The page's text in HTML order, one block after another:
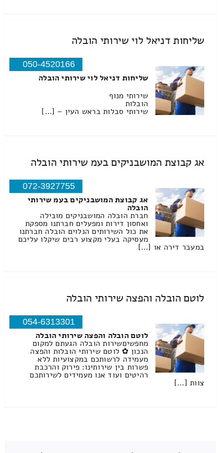
שליחות דניאל לוי שירותי הובלה
050-4520166
שליחות דניאל לוי שירותי הובלה
שירותי מנוף
הובלות
שירותי סבלות בראש העין – […]
אג קבוצת המושבניקים בעמ שירותי הובלה
072-3927755
אג קבוצת המושבניקים בעמ שירותי
הובלה
חברת הובלה המושבניקים מובילה
ואחסון דירות ומפעלים חברתנו מספקת
את כול השירותים הנלוים הובלה חברתנו
מעסיקה בעלי מקצוע רבים שיקלו עליכם
במעבר דירה או […]
לוטם הובלה והפצה שירותי הובלה
054-6313301
לוטם הובלה והפצה שירותי הובלה
מחפשיםשירות הובלה הגעתם למקום
הנכון ✿ לוטם שירותי הובלות והפצה
מעמידה לרשותכם במקצועיות ללא
פשרות בין שירותינו: פירוק והרכבת
רהיטים ועוד אנו מעמידים לשירותכם
צוות […]